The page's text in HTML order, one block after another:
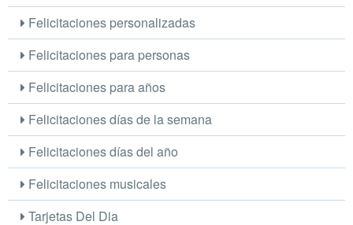
Felicitaciones personalizadas
Felicitaciones para personas
Felicitaciones para años
Felicitaciones días de la semana
Felicitaciones días del año
Felicitaciones musicales
Tarjetas Del Dia